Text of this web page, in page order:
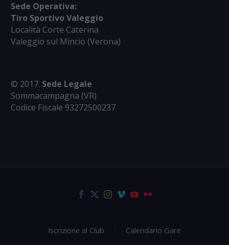
Sede Operativa:
Tiro Sportivo Valeggio
Località Corte Caterina
Valeggio sul Mincio (Verona)
© 2017. Sede Legale
Sommacampagna (VR)
Codice Fiscale 93272500237
Iscrizione al Club Calendario Gare